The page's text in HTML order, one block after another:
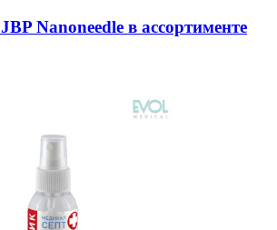
Nanoneedle в ассортименте